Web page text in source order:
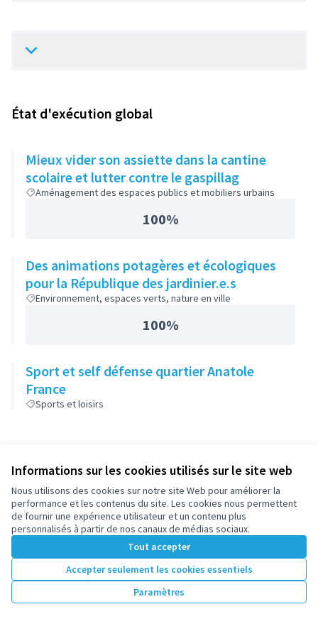
Informations sur les cookies utilisés sur le site web
Nous utilisons des cookies sur notre site Web pour améliorer la
performance et les contenus du site. Les cookies nous permettent
de fournir une expérience utilisateur et un contenu plus
personnalisés à partir de nos canaux de médias sociaux.
Tout accepter
Accepter seulement les cookies essentiels
Paramètres
État d'exécution global
Mieux vider son assiette dans la cantine
scolaire et lutter contre le gaspillag
Aménagement des espaces publics et mobiliers urbains
100%
Des animations potagères et écologiques
pour la République des jardinier.e.s
Environnement, espaces verts, nature en ville
100%
Sport et self défense quartier Anatole
France
Sports et loisirs